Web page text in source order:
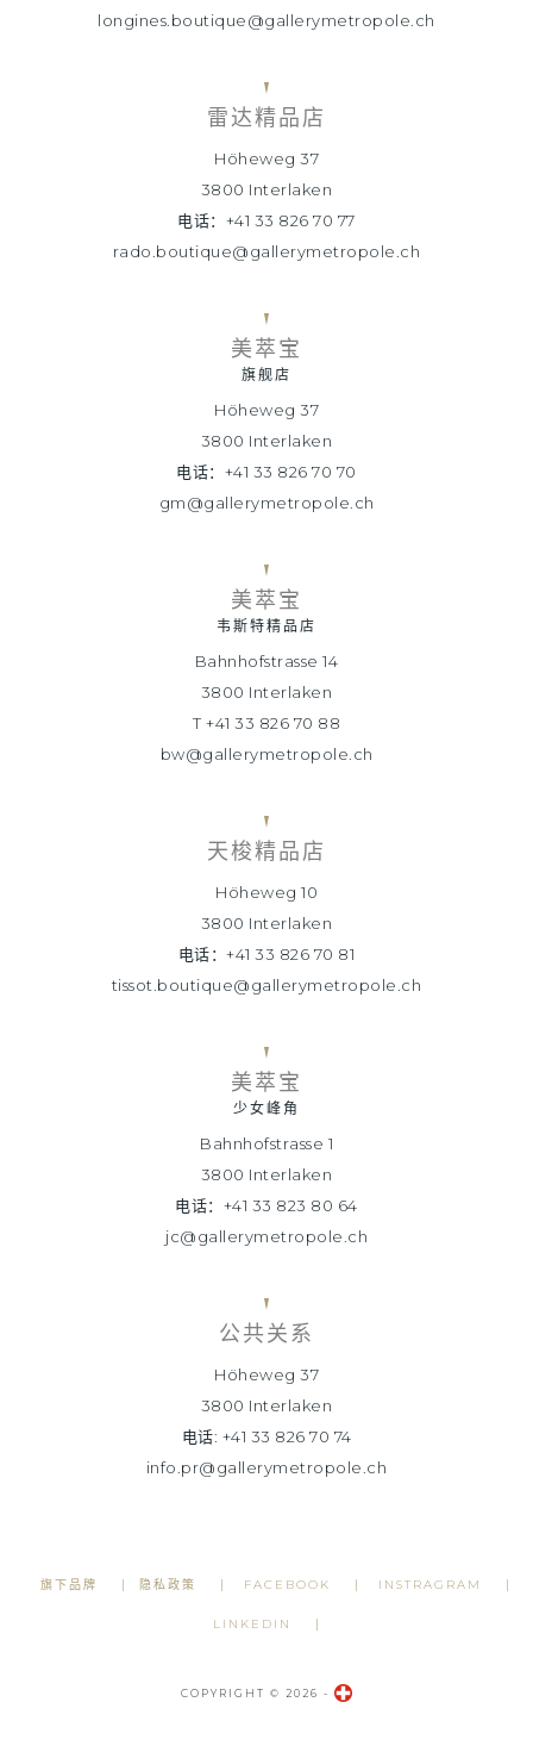
longines.boutique@gallerymetropole.ch
雷达精品店
Höheweg 37
3800 Interlaken
电话：+41 33 826 70 77
rado.boutique@gallerymetropole.ch
美萃宝
旗舰店
Höheweg 37
3800 Interlaken
电话：+41 33 826 70 70
gm@gallerymetropole.ch
美萃宝
韦斯特精品店
Bahnhofstrasse 14
3800 Interlaken
T +41 33 826 70 88
bw@gallerymetropole.ch
天梭精品店
Höheweg 10
3800 Interlaken
电话：+41 33 826 70 81
tissot.boutique@gallerymetropole.ch
美萃宝
少女峰角
Bahnhofstrasse 1
3800 Interlaken
电话：+41 33 823 80 64
jc@gallerymetropole.ch
公共关系
Höheweg 37
3800 Interlaken
电话: +41 33 826 70 74
info.pr@gallerymetropole.ch
旗下品牌 隐私政策 FACEBOOK INSTRAGRAM
LINKEDIN
COPYRIGHT © 2026 -